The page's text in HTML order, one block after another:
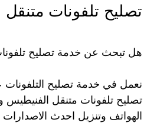
تصليح تلفونات
هل تبحث عن خدمة تصليح
نعمل في خدمة تصليح
تصليح تلفونات متنقل
الهواتف وتنزيل احدث الاصدارات